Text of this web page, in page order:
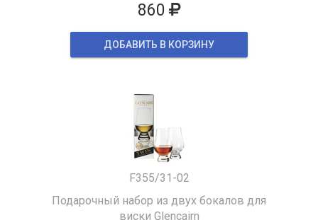
860
ДОБАВИТЬ В КОРЗИНУ
F355/31-02
Подарочный набор из двух бокалов для
виски Glencairn